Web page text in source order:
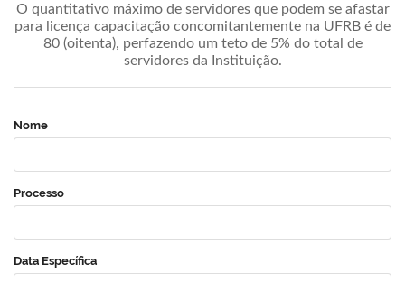
O quantitativo máximo de servidores que podem se afastar
para licença capacitação concomitantemente na UFRB é de
80 (oitenta), perfazendo um teto de 5% do total de
servidores da Instituição.
Nome
Processo
Data Específica